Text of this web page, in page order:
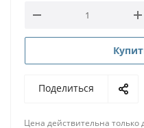
Поделиться
Цена действительна